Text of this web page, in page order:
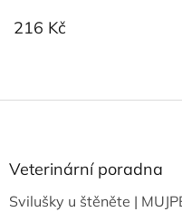
216 Kč
Z
aVeterinární poradna
Svilušky u štěněte |